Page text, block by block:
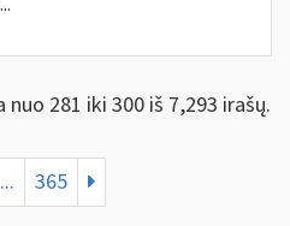
nuo 281 iki 300 iš 7,293 irašų.
... 365